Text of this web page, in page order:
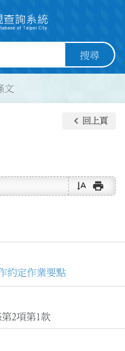
搜尋
文
keyboard_arrow_left 回上頁
text_rotate_vertical print
約定作業要點
2項第1款